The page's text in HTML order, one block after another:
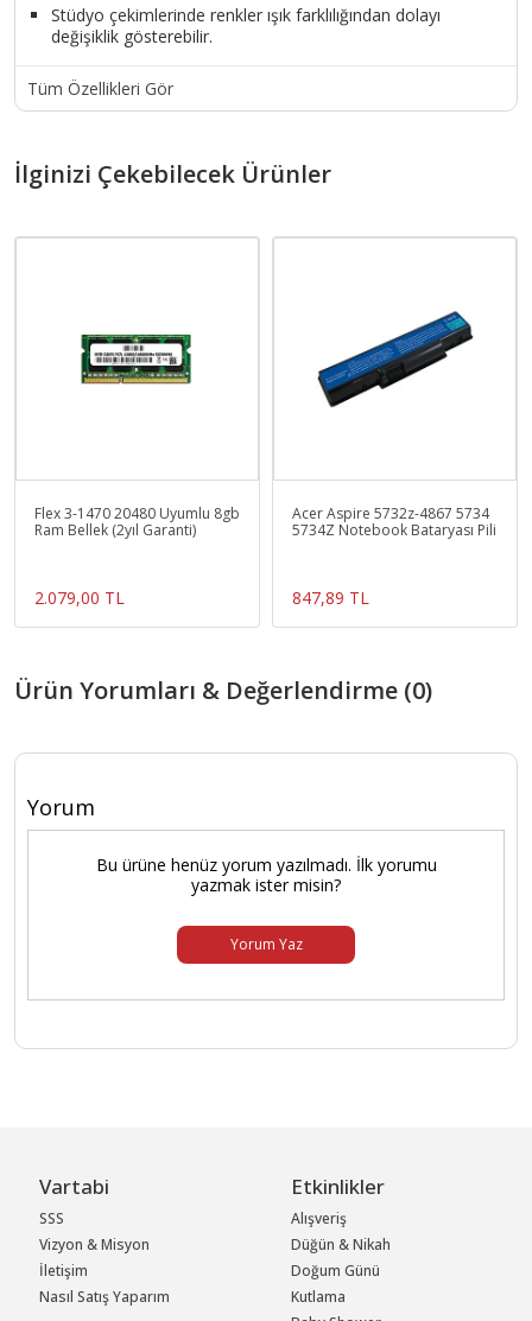
Stüdyo çekimlerinde renkler ışık farklılığından dolayı
değişiklik gösterebilir.
Tüm Özellikleri Gör
İlginizi Çekebilecek Ürünler
Flex 3-1470 20480 Uyumlu 8gb
Ram Bellek (2yıl Garanti)
2.079,00 TL
Acer Aspire 5732z-4867 5734
5734Z Notebook Bataryası Pili
847,89 TL
Ürün Yorumları & Değerlendirme (0)
Yorum
Bu ürüne henüz yorum yazılmadı. İlk yorumu
yazmak ister misin?
Yorum Yaz
Vartabi
SSS
Vizyon & Misyon
İletişim
Nasıl Satış Yaparım
Etkinlikler
Alışveriş
Düğün & Nikah
Doğum Günü
Kutlama